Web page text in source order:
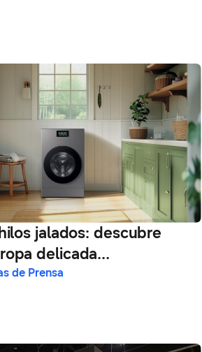
jalados: descubre
delicada
desde tu celular
de Prensa